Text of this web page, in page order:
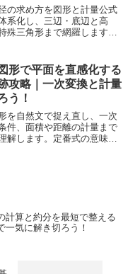
の求め方を図形と計量公式
系化し、三辺・底辺と高
殊三角形まで網羅します。
形で平面を直感化する
攻略｜一次変換と計量
う！
を自然文で捉え直し、一次
件、面積や距離の計量まで
解します。定番式の意味と
計算と約分を最短で整える
一気に解き切ろう！